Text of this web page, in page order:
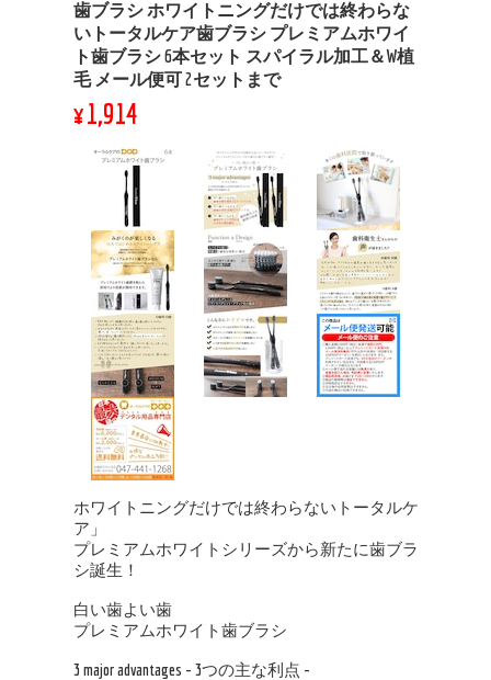
歯ブラシ ホワイトニングだけでは終わらな
いトータルケア歯ブラシ プレミアムホワイ
ト歯ブラシ 6本セット スパイラル加工＆W植
毛 メール便可 2セットまで
¥1,914
ホワイトニングだけでは終わらないトータルケ
ア」
プレミアムホワイトシリーズから新たに歯ブラ
シ誕生！
白い歯よい歯
プレミアムホワイト歯ブラシ
3 major advantages - 3つの主な利点 -